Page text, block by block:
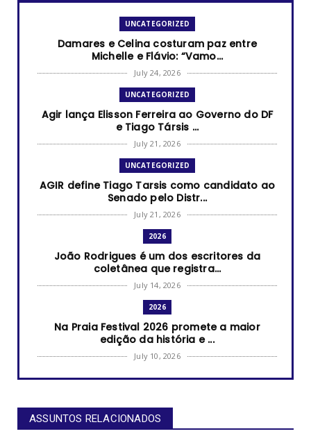
UNCATEGORIZED
Damares e Celina costuram paz entre
Michelle e Flávio: “Vamo...
July 24, 2026
UNCATEGORIZED
Agir lança Elisson Ferreira ao Governo do DF
e Tiago Társis ...
July 21, 2026
UNCATEGORIZED
AGIR define Tiago Tarsis como candidato ao
Senado pelo Distr...
July 21, 2026
2026
João Rodrigues é um dos escritores da
coletânea que registra...
July 14, 2026
2026
Na Praia Festival 2026 promete a maior
edição da história e ...
July 10, 2026
2026
COM CULTURA, DIPLOM...
July 08, 2026
ASSUNTOS RELACIONADOS